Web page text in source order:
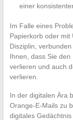
einer
Im Falle eines
Papierkorb oder mit
Disziplin,
Ihnen, dass Sie
verlieren und auch
verlieren.
In der digitalen Ära
Orange-E-Mails zu
digitales